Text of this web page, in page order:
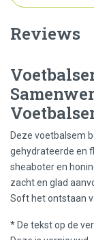
Reviews
Deze voetbalsem
gehydrateerde en
sheaboter en
zacht en glad
Soft het ontstaan
* De tekst op de